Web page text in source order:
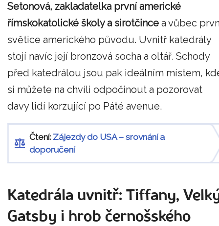
Setonová, zakladatelka první americké
římskokatolické školy a sirotčince a vůbec
světice amerického původu. Uvnitř katedrály
stojí navíc její bronzová socha a oltář. Schody
před katedrálou jsou pak ideálním místem,
si můžete na chvíli odpočinout a pozorovat
davy lidí korzující po Páté avenue.
Čtení: Zájezdy do USA – srovnání a
doporučení
Katedrála uvnitř: Tiffany,
Gatsby i hrob černošského